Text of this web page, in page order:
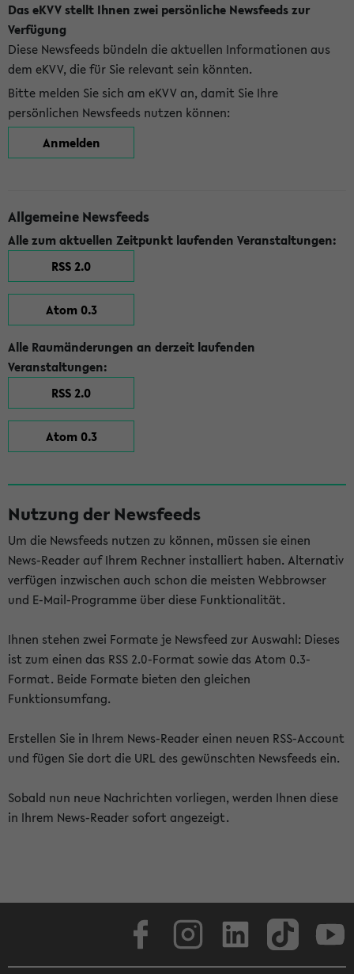
Das eKVV stellt Ihnen zwei persönliche Newsfeeds zur
Verfügung
Diese Newsfeeds bündeln die aktuellen Informationen aus
dem eKVV, die für Sie relevant sein könnten.
Bitte melden Sie sich am eKVV an, damit Sie Ihre
persönlichen Newsfeeds nutzen können:
Anmelden
Allgemeine Newsfeeds
Alle zum aktuellen Zeitpunkt laufenden Veranstaltungen:
RSS 2.0
Atom 0.3
Alle Raumänderungen an derzeit laufenden
Veranstaltungen:
RSS 2.0
Atom 0.3
Nutzung der Newsfeeds
Um die Newsfeeds nutzen zu können, müssen sie einen
News-Reader auf Ihrem Rechner installiert haben. Alternativ
verfügen inzwischen auch schon die meisten Webbrowser
und E-Mail-Programme über diese Funktionalität.
Ihnen stehen zwei Formate je Newsfeed zur Auswahl: Dieses
ist zum einen das RSS 2.0-Format sowie das Atom 0.3-
Format. Beide Formate bieten den gleichen
Funktionsumfang.
Erstellen Sie in Ihrem News-Reader einen neuen RSS-Account
und fügen Sie dort die URL des gewünschten Newsfeeds ein.
Sobald nun neue Nachrichten vorliegen, werden Ihnen diese
in Ihrem News-Reader sofort angezeigt.